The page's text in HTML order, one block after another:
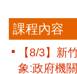
課程內容
【8/3】新
象:政府機